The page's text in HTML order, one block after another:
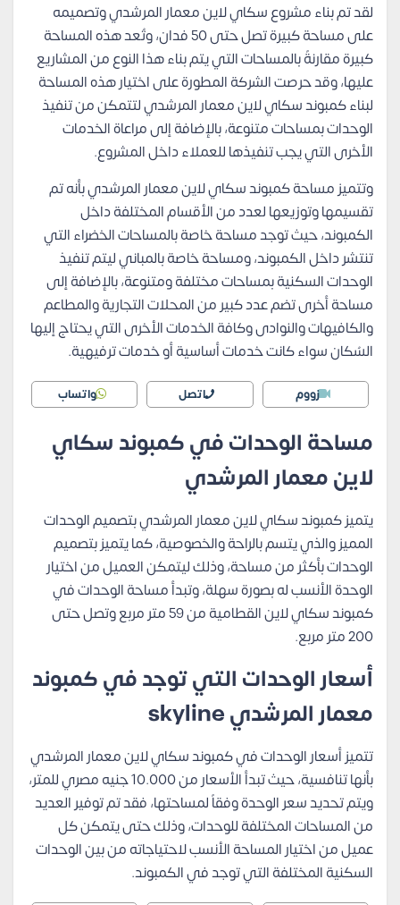
لقد تم بناء مشروع سكاي لاين معمار المرشدي وتصميمه
على مساحة كبيرة تصل حتى 50 فدان، وتُعد هذه المساحة
كبيرة مقارنةً بالمساحات التي يتم بناء هذا النوع من المشاريع
عليها، وقد حرصت الشركة المطورة على اختيار هذه المساحة
لبناء كمبوند سكاي لاين معمار المرشدي لتتمكن من تنفيذ
الوحدات بمساحات متنوعة، بالإضافة إلى مراعاة الخدمات
الأخرى التي يجب تنفيذها للعملاء داخل المشروع.
وتتميز مساحة كمبوند سكاي لاين معمار المرشدي بأنه تم
تقسيمها وتوزيعها لعدد من الأقسام المختلفة داخل
الكمبوند، حيث توجد مساحة خاصة بالمساحات الخضراء التي
تنتشر داخل الكمبوند، ومساحة خاصة بالمباني ليتم تنفيذ
الوحدات السكنية بمساحات مختلفة ومتنوعة، بالإضافة إلى
مساحة أخرى تضم عدد كبير من المحلات التجارية والمطاعم
والكافيهات والنوادى وكافة الخدمات الأخرى التي يحتاج إليها
السُكان سواء كانت خدمات أساسية أو خدمات ترفيهية.
زووم اتصل واتساب
مساحة الوحدات في كمبوند سكاي
لاين معمار المرشدي
يتميز كمبوند سكاي لاين معمار المرشدي بتصميم الوحدات
المميز والذي يتسم بالراحة والخصوصية، كما يتميز بتصميم
الوحدات بأكثر من مساحة، وذلك ليتمكن العميل من اختيار
الوحدة الأنسب له بصورة سهلة، وتبدأ مساحة الوحدات في
كمبوند سكاي لاين القطامية من 59 متر مربع وتصل حتى
200 متر مربع.
أسعار الوحدات التي توجد في كمبوند
معمار المرشدي skyline
تتميز أسعار الوحدات في كمبوند سكاي لاين معمار المرشدي
بأنها تنافسية، حيث تبدأ الأسعار من 10.000 جنيه مصري للمتر،
ويتم تحديد سعر الوحدة وفقاً لمساحتها، فقد تم توفير العديد
من المساحات المختلفة للوحدات، وذلك حتى يتمكن كل
عميل من اختيار المساحة الأنسب لاحتياجاته من بين الوحدات
السكنية المختلفة التي توجد في الكمبوند.